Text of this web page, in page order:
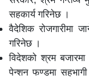
सहकार्य गरिनेछ ।
वैदेशिक रोजगारीमा
गरिनेछ ।
विदेशको श्रम
पेन्शन फण्डमा